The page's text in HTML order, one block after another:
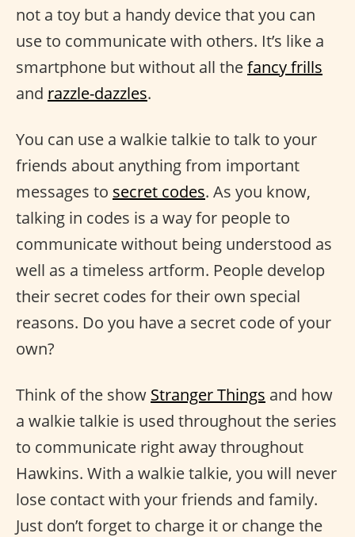
not a toy but a handy device that you can
use to communicate with others. It’s like a
smartphone but without all thefancy frills
and razzle-dazzles.
You can use a walkie talkie to talk to your
friends about anything from important
messages to secret codes. As you know,
talking in codes is a way for people to
communicate without being understood as
well as a timeless artform. People develop
their secret codes for their own special
reasons. Do you have a secret code of your
own?
Think of the show Stranger Things and how
a walkie talkie is used throughout the series
to communicate right away throughout
Hawkins. With a walkie talkie, you will never
lose contact with your friends and family.
Just don’t forget to charge it or change the